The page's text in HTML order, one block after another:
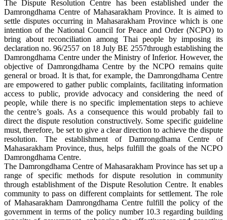
The Dispute Resolution Centre has been established under the
Damrongdhama Centre of Mahasarakham Province. It is aimed to
settle disputes occurring in Mahasarakham Province which is one
intention of the National Council for Peace and Order (NCPO) to
bring about reconciliation among Thai people by imposing its
declaration no. 96/2557 on 18 July BE 2557through establishing the
Damrongdhama Centre under the Ministry of Inferior. However, the
objective of Damrongdhama Centre by the NCPO remains quite
general or broad. It is that, for example, the Damrongdhama Centre
are empowered to gather public complaints, facilitating information
access to public, provide advocacy and considering the need of
people, while there is no specific implementation steps to achieve
the centre’s goals. As a consequence this would probably fail to
direct the dispute resolution constructively. Some specific guideline
must, therefore, be set to give a clear direction to achieve the dispute
resolution. The establishment of Damrongdhama Centre of
Mahasarakham Province, thus, helps fulfill the goals of the NCPO
Damrongdhama Centre.
The Damrongdhama Centre of Mahasarakham Province has set up a
range of specific methods for dispute resolution in community
through establishment of the Dispute Resolution Centre. It enables
community to pass on different complaints for settlement. The role
of Mahasarakham Damrongdhama Centre fulfill the policy of the
government in terms of the policy number 10.3 regarding building